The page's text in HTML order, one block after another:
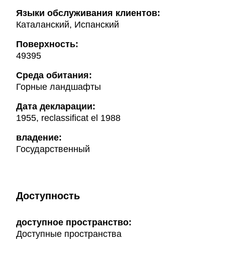
Языки обслуживания клиентов:
Каталанский, Испанский
Поверхность:
49395
Среда обитания:
Горные ландшафты
Дата декларации:
1955, reclassificat el 1988
владение:
Государственный
Доступность
доступное пространство:
Доступные пространства